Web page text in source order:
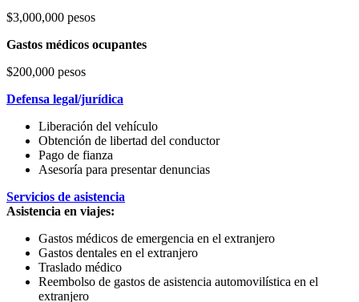
$3,000,000 pesos
Gastos médicos ocupantes
$200,000 pesos
Defensa legal/jurídica
Liberación del vehículo
Obtención de libertad del conductor
Pago de fianza
Asesoría para presentar denuncias
Servicios de asistencia
Asistencia en viajes:
Gastos médicos de emergencia en el extranjero
Gastos dentales en el extranjero
Traslado médico
Reembolso de gastos de asistencia automovilística en el
extranjero